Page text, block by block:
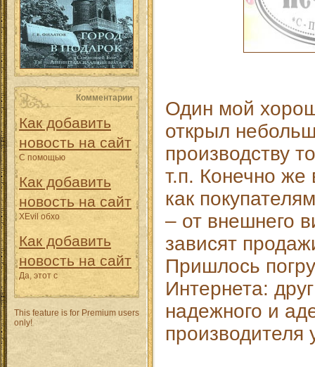
Комментарии
Как добавить
новость на сайт
С помощью
Как добавить
новость на сайт
XEvil обхо
Как добавить
новость на сайт
Да, этот с
This feature is for Premium users
only!
Один мой
открыл
производству
т.п. Конечно же
как
– от внешнего
зависят
Пришлось
Интернета:
надежного и
производителя